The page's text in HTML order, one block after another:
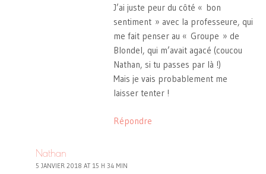
J’ai juste peur du côté « bon
sentiment » avec la professeure, qui
me fait penser au « Groupe » de
Blondel, qui m’avait agacé (coucou
Nathan, si tu passes par là !)
Mais je vais probablement me
laisser tenter !
Répondre
Nathan
5 JANVIER 2018 AT 15 H 34 MIN